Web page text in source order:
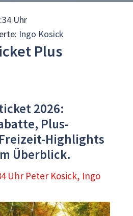
Uhr
Ingo Kosick
Plus
2026:
Plus-
Highlights
Überblick.
Uhr Peter Kosick, Ingo